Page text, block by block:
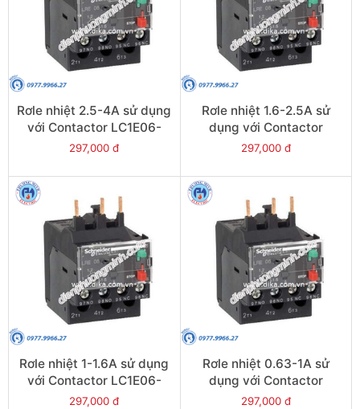
Rơle nhiệt 2.5-4A sử dụng
với Contactor LC1E06-
E38 - Model LRE08
297,000 đ
Rơle nhiệt 1.6-2.5A sử
dụng với Contactor
LC1E06-E38 - Model
297,000 đ
Rơle nhiệt 1-1.6A sử dụng
với Contactor LC1E06-
E38 - Model LRE06
297,000 đ
Rơle nhiệt 0.63-1A sử
dụng với Contactor
LC1E06-E38 - Model
297,000 đ